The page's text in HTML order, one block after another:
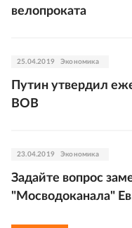
велопроката
25.04.2019 Экономика
Путин утвердил
ВОВ
23.04.2019 Экономика
Задайте вопрос
"Мосводоканала"